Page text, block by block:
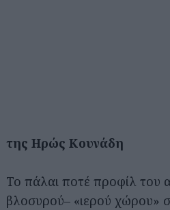
της Ηρώς Κουνάδη
Το πάλαι ποτέ προφίλ του
βλοσυρού– «ιερού χώρου»